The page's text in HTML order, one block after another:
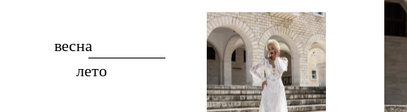
весна
лето